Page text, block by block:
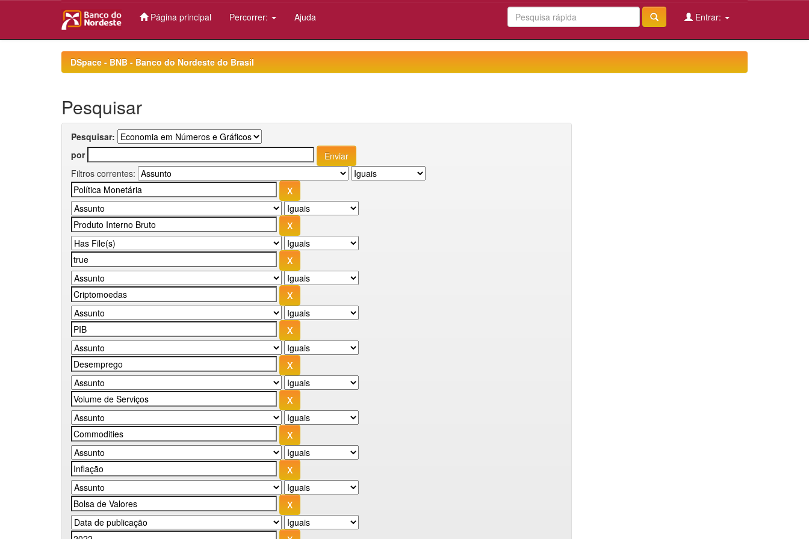
Página principal Percorrer: Ajuda Entrar:
DSpace - BNB - Banco do Nordeste do Brasil
Pesquisar
Pesquisar:
por
Filtros correntes: